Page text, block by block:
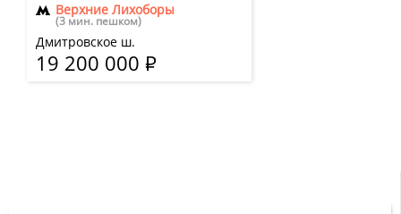
Верхние Лихоборы
(3 мин. пешком)
Дмитровское ш.
19 200 000 Р